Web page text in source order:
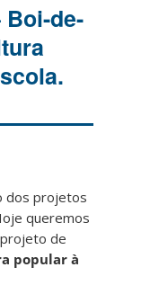
de-
dos projetos
queremos
de
popular à